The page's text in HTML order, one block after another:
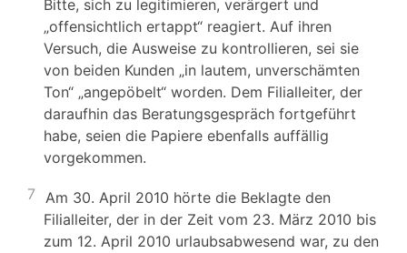
Bitte, sich zu legitimieren, verärgert und
„offensichtlich ertappt“ reagiert. Auf ihren
Versuch, die Ausweise zu kontrollieren, sei sie
von beiden Kunden „in lautem, unverschämten
Ton“ „angepöbelt“ worden. Dem Filialleiter, der
daraufhin das Beratungsgespräch fortgeführt
habe, seien die Papiere ebenfalls auffällig
vorgekommen.
7 Am 30. April 2010 hörte die Beklagte den
Filialleiter, der in der Zeit vom 23. März 2010 bis
zum 12. April 2010 urlaubsabwesend war, zu den